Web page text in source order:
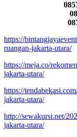
https://
ruangan-jakarta-utara/
https://meja.co/
jakarta-utara/
https://
jakarta-utara/
http://sewakursi.net/
jakarta-utara/